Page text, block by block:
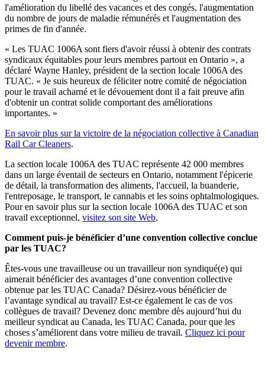
l'amélioration du libellé des vacances et des congés, l'augmentation
du nombre de jours de maladie rémunérés et l'augmentation des
primes de fin d'année.
« Les TUAC 1006A sont fiers d'avoir réussi à obtenir des contrats
syndicaux équitables pour leurs membres partout en Ontario », a
déclaré Wayne Hanley, président de la section locale 1006A des
TUAC. « Je suis heureux de féliciter notre comité de négociation
pour le travail acharné et le dévouement dont il a fait preuve afin
d'obtenir un contrat solide comportant des améliorations
importantes. »
En savoir plus sur la victoire de la négociation collective à Canadian
Rail Car Cleaners.
La section locale 1006A des TUAC représente 42 000 membres
dans un large éventail de secteurs en Ontario, notamment l'épicerie
de détail, la transformation des aliments, l'accueil, la buanderie,
l'entreposage, le transport, le cannabis et les soins ophtalmologiques.
Pour en savoir plus sur la section locale 1006A des TUAC et son
travail exceptionnel, visitez son site Web.
Comment puis-je bénéficier d’une convention collective conclue
par les TUAC?
Êtes-vous une travailleuse ou un travailleur non syndiqué(e) qui
aimerait bénéficier des avantages d’une convention collective
obtenue par les TUAC Canada? Désirez-vous bénéficier de
l’avantage syndical au travail? Est-ce également le cas de vos
collègues de travail? Devenez donc membre dès aujourd’hui du
meilleur syndicat au Canada, les TUAC Canada, pour que les
choses s’améliorent dans votre milieu de travail. Cliquez ici pour
devenir membre.